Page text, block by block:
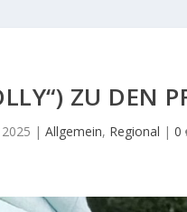
ZU DEN
|Allgemein, Regional |0